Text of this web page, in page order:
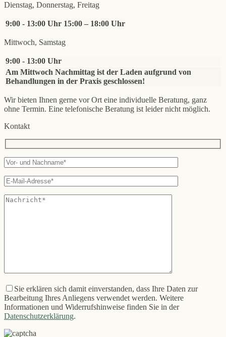
Dienstag, Donnerstag, Freitag
9:00 - 13:00 Uhr 15:00 – 18:00 Uhr
Mittwoch, Samstag
9:00 - 13:00 Uhr
Am Mittwoch Nachmittag ist der Laden aufgrund von
Behandlungen in der Praxis geschlossen!
Wir bieten Ihnen gerne vor Ort eine individuelle Beratung, ganz
ohne Termin. Eine telefonische Beratung ist leider nicht möglich.
Kontakt
Sie erklären sich damit einverstanden, dass Ihre Daten zur
Bearbeitung Ihres Anliegens verwendet werden. Weitere
Informationen und Widerrufshinweise finden Sie in der
Datenschutzerklärung.